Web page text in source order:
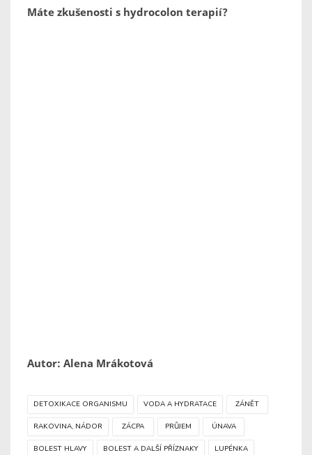
Máte zkušenosti s hydrocolon terapií?
Autor: Alena Mrákotová
DETOXIKACE ORGANISMU VODA A HYDRATACE ZÁNĚT
RAKOVINA, NÁDOR ZÁCPA PRŮJEM ÚNAVA
BOLEST HLAVY BOLEST A DALŠÍ PŘÍZNAKY LUPÉNKA